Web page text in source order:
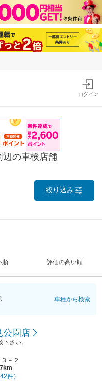
ログイン
辺の車検店舗
絞り込み
順 評価の高い順
車種から検索
公園店
さい。
－２
42件）